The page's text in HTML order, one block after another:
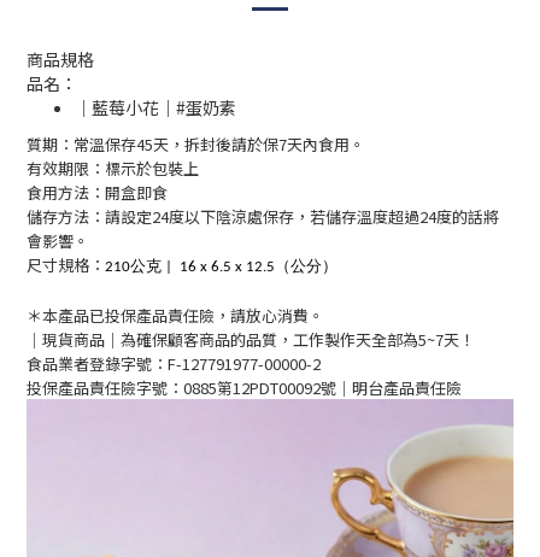
商品規格
品名：
｜藍莓小花｜#蛋奶素
質期：常溫保存45天，拆封後請於保7天內食用。
有效期限：標示於包裝上
食用方法：開盒即食
儲存方法：請設定24度以下陰涼處保存，若儲存溫度超過24度的話將
會影響。
尺寸規格： 210公克 | 16 x 6.5 x 12.5（公分）
＊本產品已投保產品責任險，請放心消費。
｜現貨商品｜為確保顧客商品的品質，工作製作天全部為5~7天！
食品業者登錄字號：F-127791977-00000-2
投保產品責任險字號：0885第12PDT00092號｜ 明台產品責任險